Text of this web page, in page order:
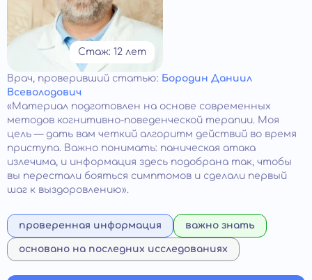
Стаж: 12 лет
Врач, проверивший статью: Бородин Даниил
Всеволодович
«Материал подготовлен на основе современных
методов когнитивно-поведенческой терапии. Моя
цель — дать вам четкий алгоритм действий во время
приступа. Важно понимать: паническая атака
излечима, и информация здесь подобрана так, чтобы
вы перестали бояться симптомов и сделали первый
шаг к выздоровлению».
проверенная информация важно знать
основано на последних исследованиях